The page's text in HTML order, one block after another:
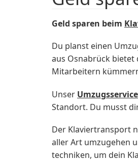
Geld sparen beim
Du planst einen
aus Osnabrück
Mitarbeitern
Unser Umzugsservice
Standort. Du musst
Der Klaviertransport
aller Art umzugehen
techniken, um dein